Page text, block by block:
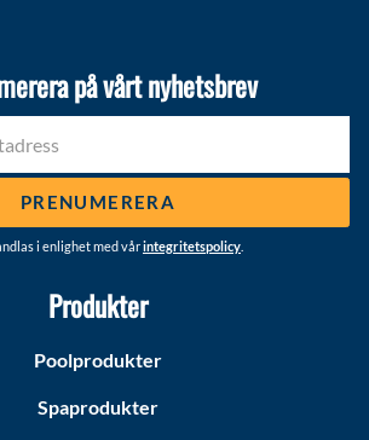
på vårt nyhetsbrev
PRENUMERERA
i enlighet med vårintegritetspolicy
Produkter
Poolprodukter
Spaprodukter